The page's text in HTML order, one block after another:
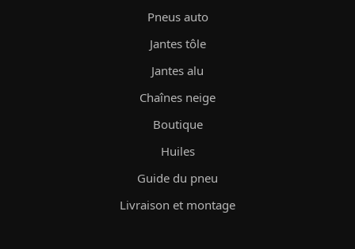
Pneus auto
Jantes tôle
Jantes alu
Chaînes neige
Boutique
Huiles
Guide du pneu
Livraison et montage